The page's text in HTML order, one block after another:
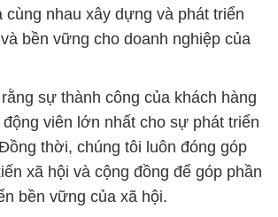
cùng nhau xây dựng và phát triển
bền vững cho doanh nghiệp của
sự thành công của khách hàng
viên lớn nhất cho sự phát triển
thời, chúng tôi luôn đóng góp
xã hội và cộng đồng để góp phần
bền vững của xã hội.